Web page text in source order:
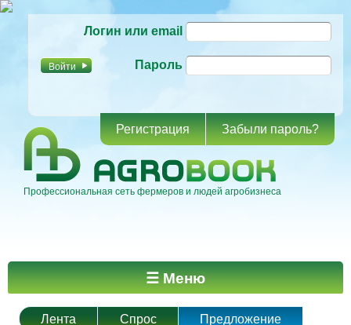
основному
Логин или email
Пароль
Регистрация Забыли пароль?
Профессиональная сеть фермеров и людей агробизнеса
Главное меню ☰ Меню
Лента Спрос
Предложение